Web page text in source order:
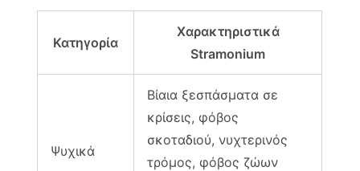
Κατηγορία
Χαρακτηριστικά
Stramonium
Ψυχικά
Βίαια ξεσπάσματα σε
κρίσεις, φόβος
σκοταδιού, νυχτερινός
τρόμος, φόβος ζώων